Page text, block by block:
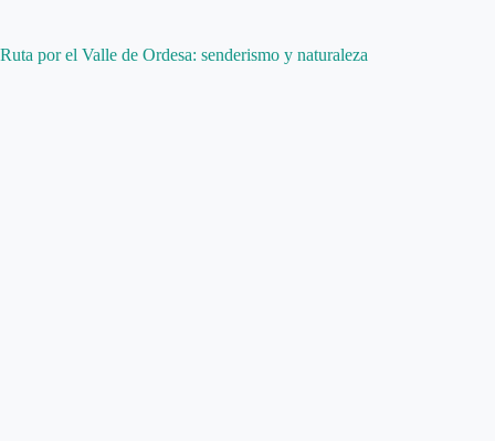
Ruta por el Valle de Ordesa: senderismo y naturaleza